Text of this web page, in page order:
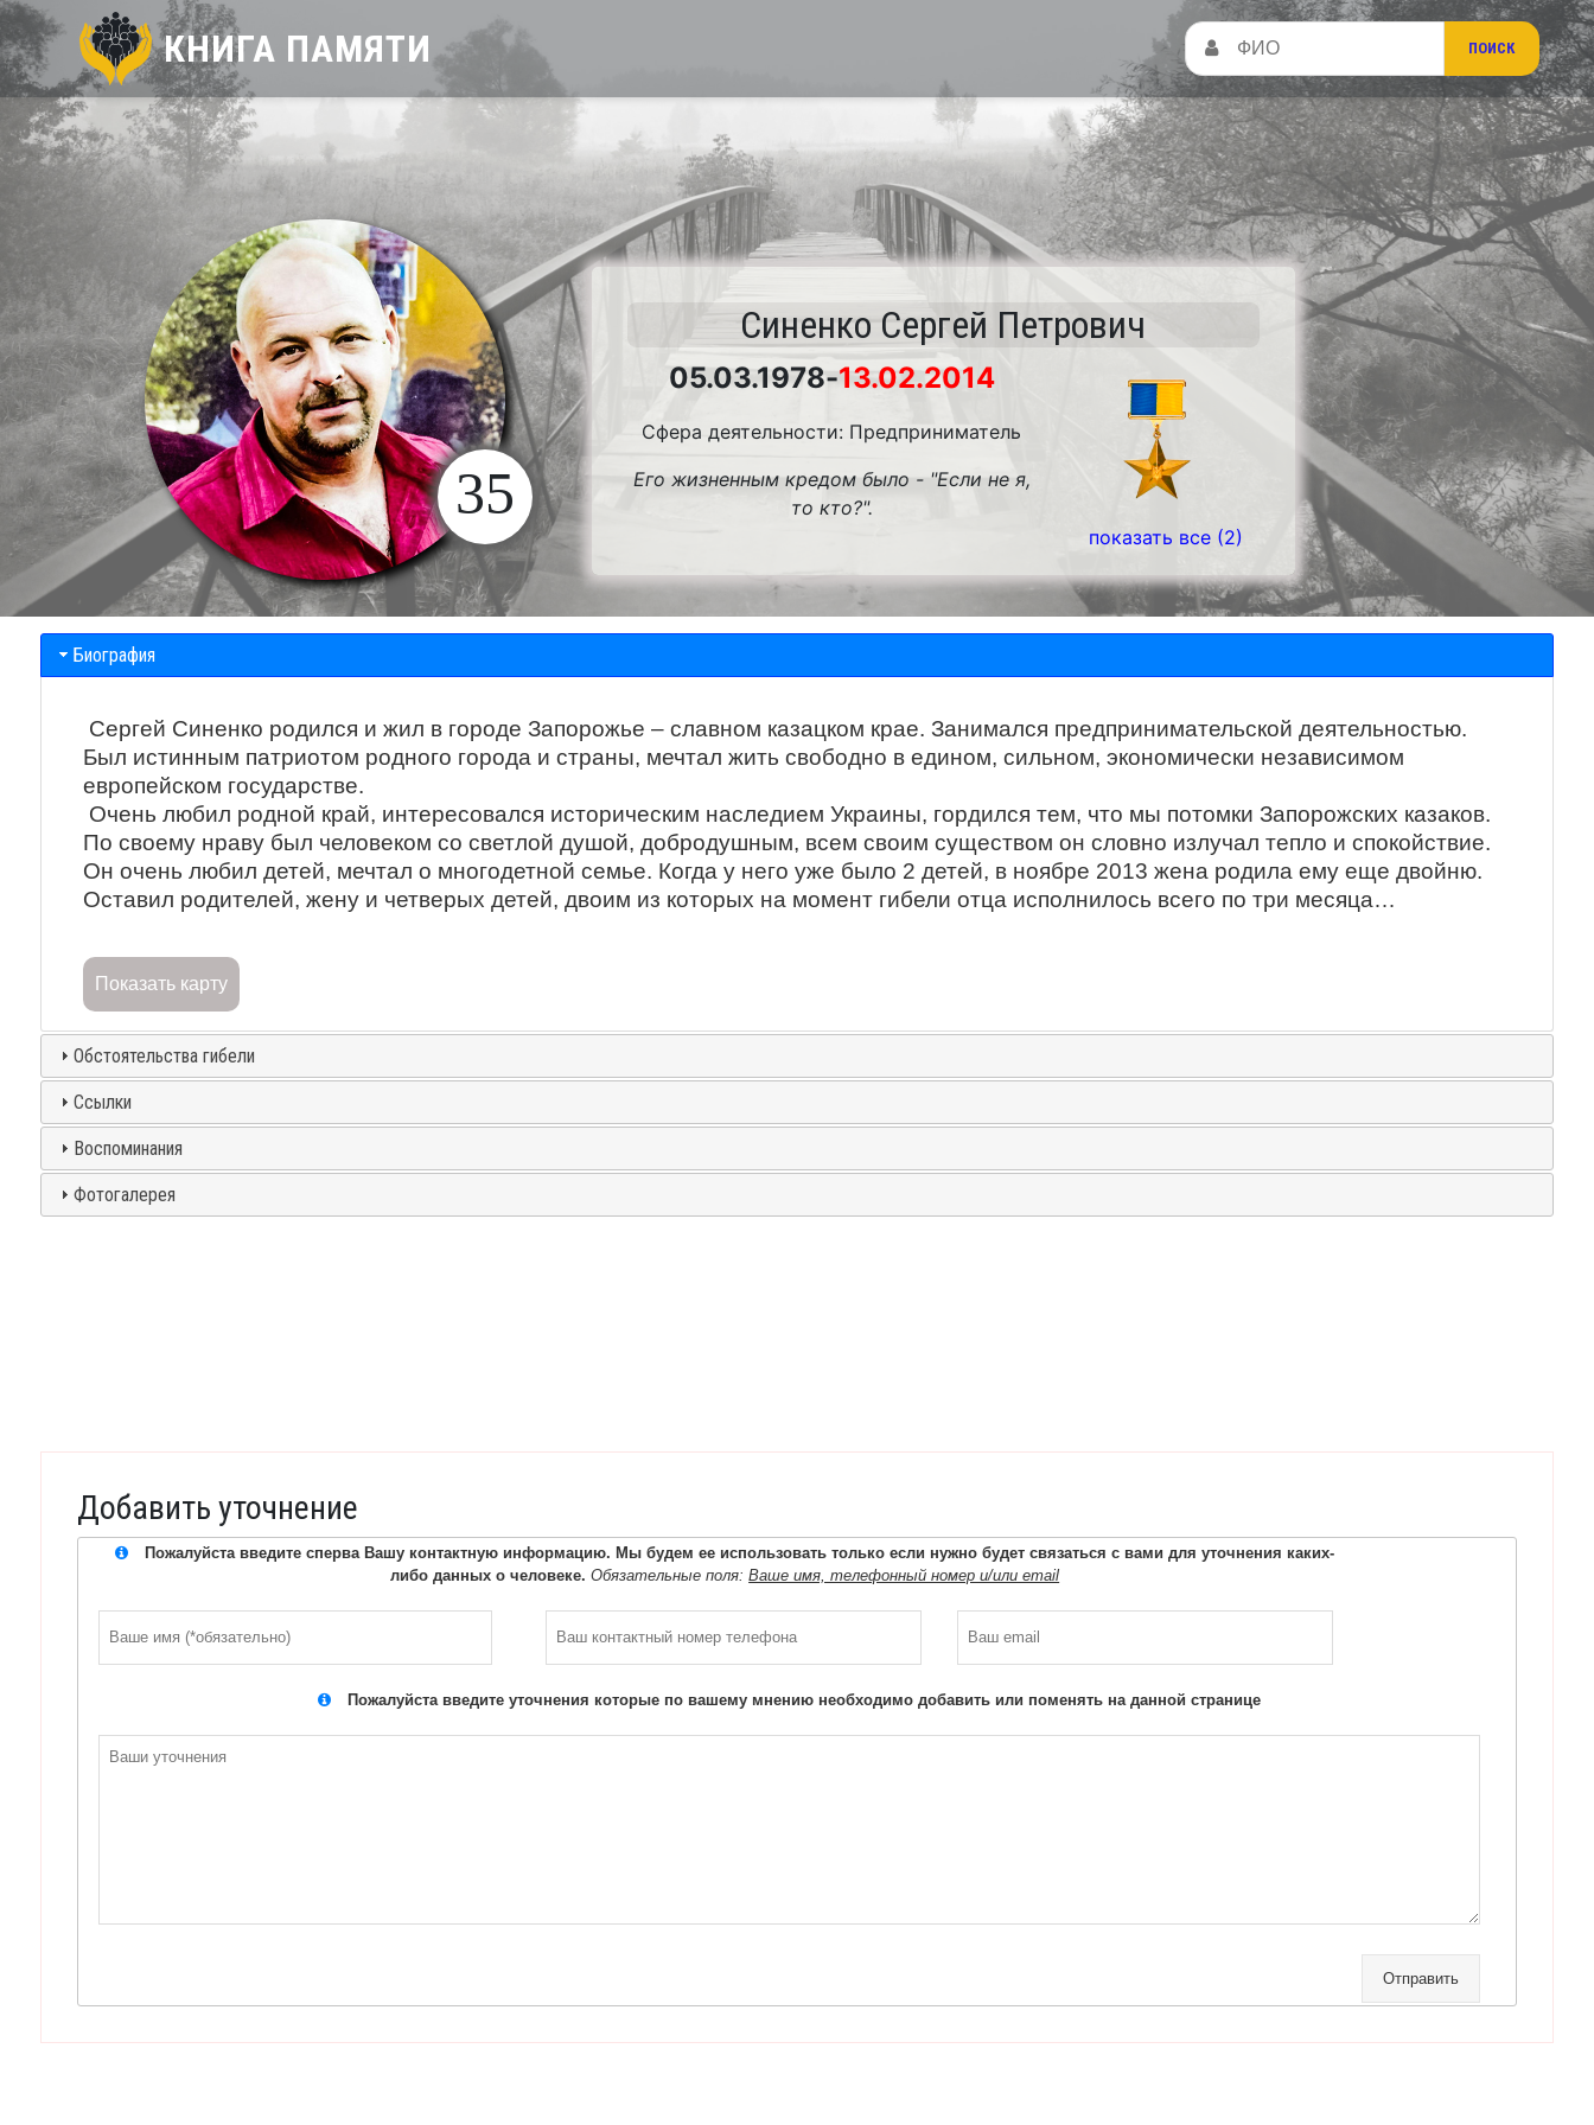
КНИГА ПАМЯТИ
35
Синенко Сергей Петрович
05.03.1978-13.02.2014
Сфера деятельности: Предприниматель
Его жизненным кредом было - "Если не я,
то кто?".
показать все (2)
Биография
Сергей Синенко родился и жил в городе Запорожье – славном казацком крае. Занимался предпринимательской деятельностью.
Был истинным патриотом родного города и страны, мечтал жить свободно в едином, сильном, экономически независимом
европейском государстве.
Очень любил родной край, интересовался историческим наследием Украины, гордился тем, что мы потомки Запорожских казаков.
По своему нраву был человеком со светлой душой, добродушным, всем своим существом он словно излучал тепло и спокойствие.
Он очень любил детей, мечтал о многодетной семье. Когда у него уже было 2 детей, в ноябре 2013 жена родила ему еще двойню.
Оставил родителей, жену и четверых детей, двоим из которых на момент гибели отца исполнилось всего по три месяца…
Показать карту
Обстоятельства гибели
Ссылки
Воспоминания
Фотогалерея
Добавить уточнение
Пожалуйста введите сперва Вашу контактную информацию. Мы будем ее использовать только если нужно будет связаться с вами для уточнения каких-
либо данных о человеке. Обязательные поля:Ваше имя, телефонный номер и/или email
Пожалуйста введите уточнения которые по вашему мнению необходимо добавить или поменять на данной странице
Отправить